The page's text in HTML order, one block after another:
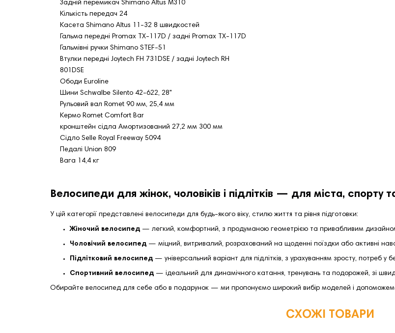
Задній перемикач Shimano Altus M310
Кількість передач 24
Касета Shimano Altus 11-32 8 швидкостей
Гальма передні Promax TX-117D / задні Promax TX-117D
Гальмівні ручки Shimano STEF-51
Втулки передні Joytech FH 731DSE / задні Joytech RH
801DSE
Ободи Euroline
Шини Schwalbe Silento 42-622, 28"
Рульовий вал Romet 90 мм, 25,4 мм
Кермо Romet Comfort Bar
кронштейн сідла Амортизований 27,2 мм 300 мм
Сідло Selle Royal Freeway 5094
Педалі Union 809
Вага 14,4 кг
Велосипеди для жінок, чоловіків і підлітків — для міста, спорту
У цій категорії представлені велосипеди для будь-якого віку, стилю життя та рівня підготовки:
Жіночий велосипед — легкий, комфортний, з продуманою геометрією та привабливим
Чоловічий велосипед — міцний, витривалий, розрахований на щоденні поїздки або активні
Підлітковий велосипед — універсальний варіант для підлітків, з урахуванням зросту, потреб у
Спортивний велосипед — ідеальний для динамічного катання, тренувань та подорожей, зі
Обирайте велосипед для себе або в подарунок — ми пропонуємо широкий вибір моделей і
СХОЖІ ТОВАРИ